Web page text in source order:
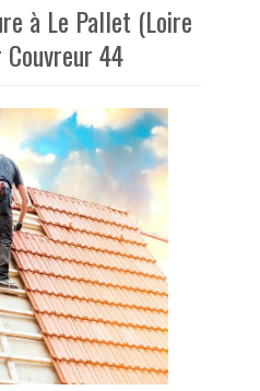
à Le Pallet (Loire
44